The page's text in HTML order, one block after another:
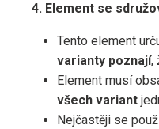
4. Element se
Tento element
varianty poznají,
Element musí
všech variant
Nejčastěji se